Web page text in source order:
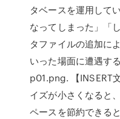
タベースを運用して
なってしまった」「
タファイルの追加に
いった場面に遭遇す
p01.png. 【INSERT
イズが小さくなると
ペースを節約できる